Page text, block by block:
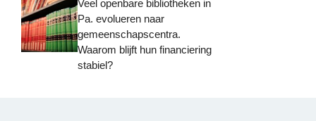
Veel openbare bibliotheken in
Pa. evolueren naar
gemeenschapscentra.
Waarom blijft hun financiering
stabiel?